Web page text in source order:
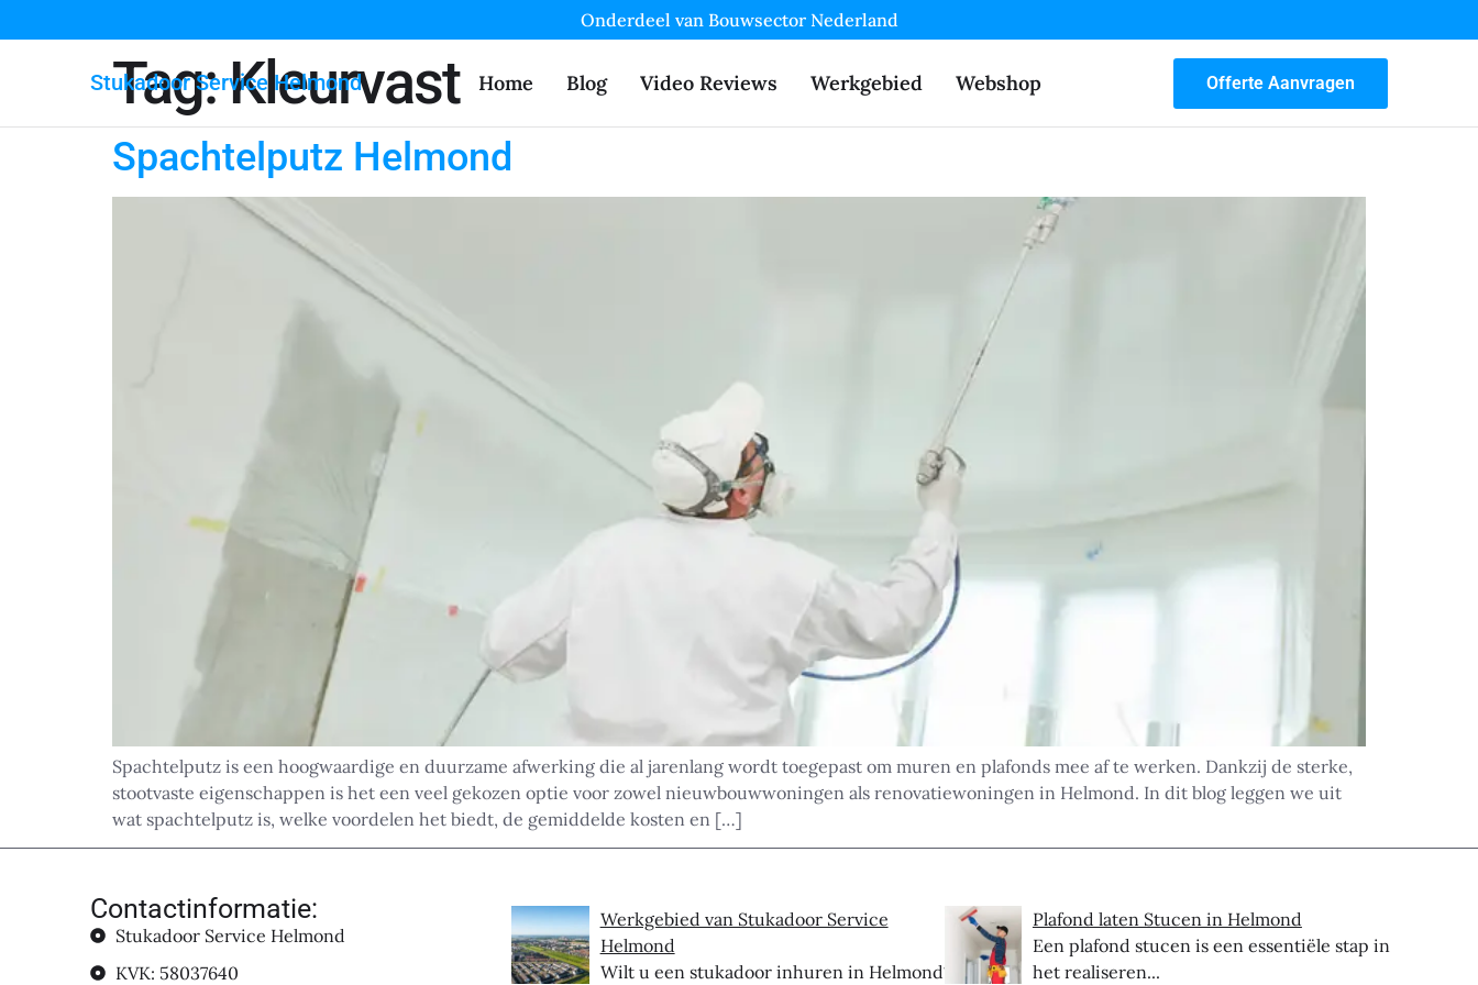
Onderdeel van Bouwsector Nederland
Stukadoor Service Helmond Home Blog Video Reviews Werkgebied Webshop Offerte Aanvragen
Tag:Kleurvast
Spachtelputz Helmond
Spachtelputz is een hoogwaardige en duurzame afwerking die al jarenlang wordt toegepast om muren en plafonds mee af te werken. Dankzij de sterke,
stootvaste eigenschappen is het een veel gekozen optie voor zowel nieuwbouwwoningen als renovatiewoningen in Helmond. In dit blog leggen we uit
wat spachtelputz is, welke voordelen het biedt, de gemiddelde kosten en […]
Contactinformatie:
Stukadoor Service Helmond
KVK: 58037640
Werkgebied van Stukadoor Service
Helmond
Wilt u een stukadoor inhuren in Helmond?
Plafond laten Stucen in Helmond
Een plafond stucen is een essentiële stap in
het realiseren...